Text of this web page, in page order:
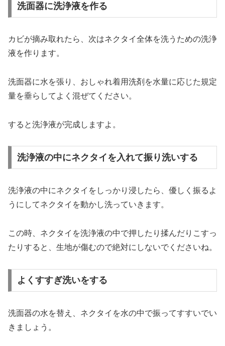
洗面器に洗浄液を作る
カビが摘み取れたら、次はネクタイ全体を洗うための洗浄
液を作ります。
洗面器に水を張り、おしゃれ着用洗剤を水量に応じた規定
量を垂らしてよく混ぜてください。
すると洗浄液が完成しますよ。
洗浄液の中にネクタイを入れて振り洗いする
洗浄液の中にネクタイをしっかり浸したら、優しく振るよ
うにしてネクタイを動かし洗っていきます。
この時、ネクタイを洗浄液の中で押したり揉んだりこすっ
たりすると、生地が傷むので絶対にしないでくださいね。
よくすすぎ洗いをする
洗面器の水を替え、ネクタイを水の中で振ってすすいでい
きましょう。